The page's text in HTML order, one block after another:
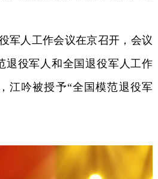
人工作会议在京召开，会议
退役军人和全国退役军人工作
江吟被授予“全国模范退役军